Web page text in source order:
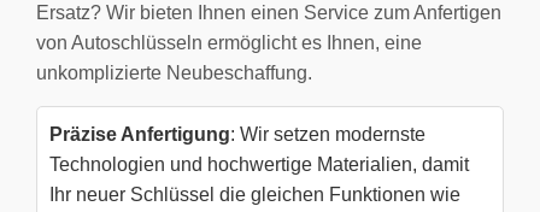
Ersatz? Wir bieten Ihnen einen Service zum Anfertigen
von Autoschlüsseln ermöglicht es Ihnen, eine
unkomplizierte Neubeschaffung.
Präzise Anfertigung: Wir setzen modernste
Technologien und hochwertige Materialien, damit
Ihr neuer Schlüssel die gleichen Funktionen wie